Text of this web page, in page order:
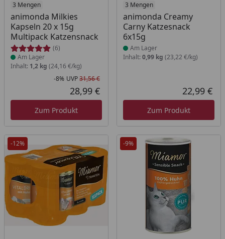
3 Mengen
animonda Milkies
Kapseln 20 x 15g
Multipack Katzensnack
(6)
Produkt am Lager
Am Lager
Inhalt: 1,2 kg (24,16 €/kg)
Rabatt in Prozent
-8%
Ursprünglicher Preis
UVP31,56 €
Aktueller Preis
28,99 €
Zum Produkt
3 Mengen
animonda Creamy
Carny Katzesnack
6x15g
Produkt am Lager
Am Lager
Inhalt: 0,99 kg (23,22 €/kg)
22,99 €
Zum Produkt
-12% -9%